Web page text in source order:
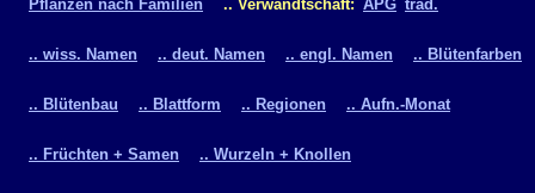
Pflanzen nach Familien .. Verwandtschaft: APG trad.
.. wiss. Namen .. deut. Namen .. engl. Namen .. Blütenfarben
.. Blütenbau .. Blattform .. Regionen .. Aufn.-Monat
.. Früchten + Samen .. Wurzeln + Knollen